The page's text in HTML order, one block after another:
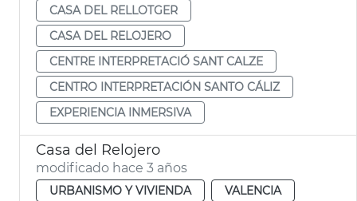
CASA DEL RELLOTGER
CASA DEL RELOJERO
CENTRE INTERPRETACIÓ SANT CALZE
CENTRO INTERPRETACIÓN SANTO CÁLIZ
EXPERIENCIA INMERSIVA
Casa del Relojero
modificado hace 3 años
URBANISMO Y VIVIENDA
VALENCIA